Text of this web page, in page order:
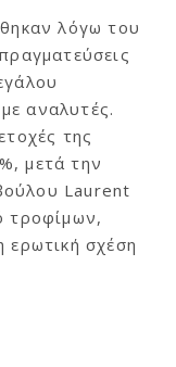
λόγω του
αναλυτές.
της
μετά την
Laurent
τροφίμων,
ερωτική σχέση